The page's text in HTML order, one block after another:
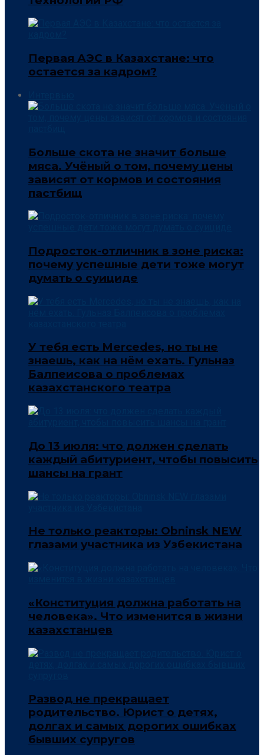
Первая АЭС в Казахстане: что
остается за кадром?
Больше скота не значит больше
мяса. Учёный о том, почему цены
зависят от кормов и состояния
пастбищ
Подросток-отличник в зоне риска:
почему успешные дети тоже могут
думать о суициде
У тебя есть Mercedes, но ты не
знаешь, как на нём ехать. Гульназ
Балпеисова о проблемах
казахстанского театра
До 13 июля: что должен сделать
каждый абитуриент, чтобы повысить
шансы на грант
Не только реакторы: Obninsk NEW
глазами участника из Узбекистана
«Конституция должна работать на
человека». Что изменится в жизни
казахстанцев
Развод не прекращает
родительство. Юрист о детях,
долгах и самых дорогих ошибках
бывших супругов